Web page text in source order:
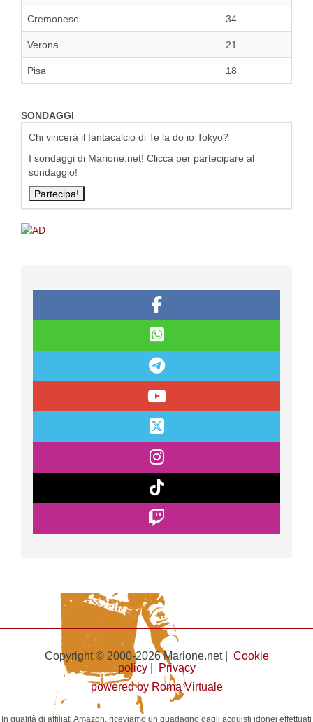
Cremonese 34
Verona 21
Pisa 18
SONDAGGI
Chi vincerà il fantacalcio di Te la do io Tokyo?
I sondaggi di Marione.net! Clicca per partecipare al
sondaggio!
Copyright © 2000-2026 Marione.net | Cookie
policy|
Privacy
powered by Roma Virtuale
In qualità di affiliati Amazon, riceviamo un guadagno dagli acquisti idonei effettuati